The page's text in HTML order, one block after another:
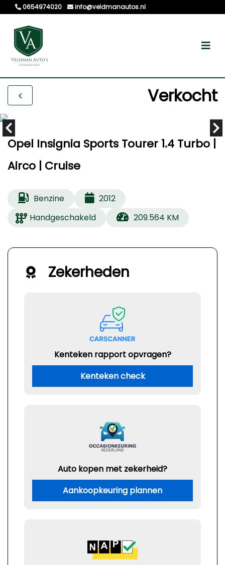
0654974020 info@veldmanautos.nl
Verkocht
Opel Insignia Sports Tourer 1.4 Turbo |
Airco | Cruise
Benzine
2012
Handgeschakeld
209.564 KM
Zekerheden
Kenteken rapport opvragen?
Kenteken check
Auto kopen met zekerheid?
Aankoopkeuring plannen